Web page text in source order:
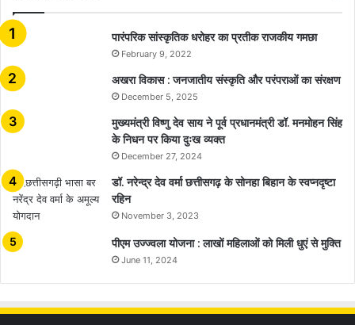
​​​​​​​पारंपरिक सांस्कृतिक धरोहर का प्रतीक राजकीय गमछा
February 9, 2022
अखरा विकास : जनजातीय संस्कृति और परंपराओं का संरक्षण
December 5, 2025
मुख्यमंत्री विष्णु देव साय ने पूर्व प्रधानमंत्री डॉ. मनमोहन सिंह
के निधन पर किया दुःख व्यक्त
December 27, 2024
डॉ. नरेन्द्र देव वर्मा छत्तीसगढ़ के सोनहा बिहान के स्वप्नदृष्टा
रहिन
November 3, 2023
पीएम उज्ज्वला योजना : लाखों महिलाओं को मिली धुएं से मुक्ति
June 11, 2024